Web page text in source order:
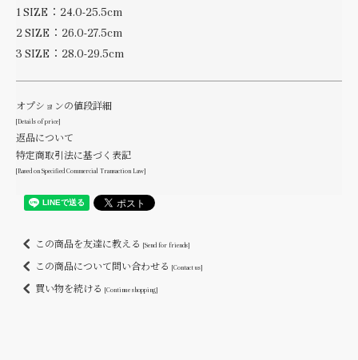
1 SIZE：24.0-25.5cm
2 SIZE：26.0-27.5cm
3 SIZE：28.0-29.5cm
オプションの値段詳細
[Details of price]
返品について
特定商取引法に基づく表記
[Based on Specified Commercial Transaction Law]
この商品を友達に教える [Send for friends]
この商品について問い合わせる [Contact us]
買い物を続ける [Continue shopping]